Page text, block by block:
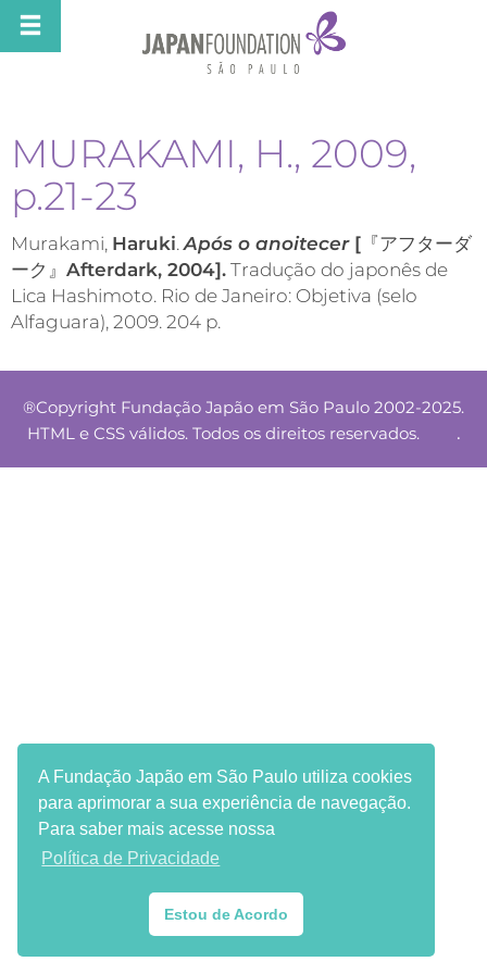
MURAKAMI, H., 2009,
p.21-23
Murakami, Haruki.Após o anoitecer[ 『アフターダ
ーク』 Afterdark, 2004]. Tradução do japonês de
Lica Hashimoto. Rio de Janeiro: Objetiva (selo
Alfaguara), 2009. 204 p.
®Copyright Fundação Japão em São Paulo 2002-2025.
HTML e CSS válidos. Todos os direitos reservados.
.
A Fundação Japão em São Paulo utiliza cookies
para aprimorar a sua experiência de navegação.
Para saber mais acesse nossa
Política de Privacidade
Estou de Acordo